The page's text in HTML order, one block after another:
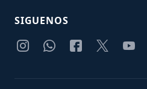
SIGUENOS